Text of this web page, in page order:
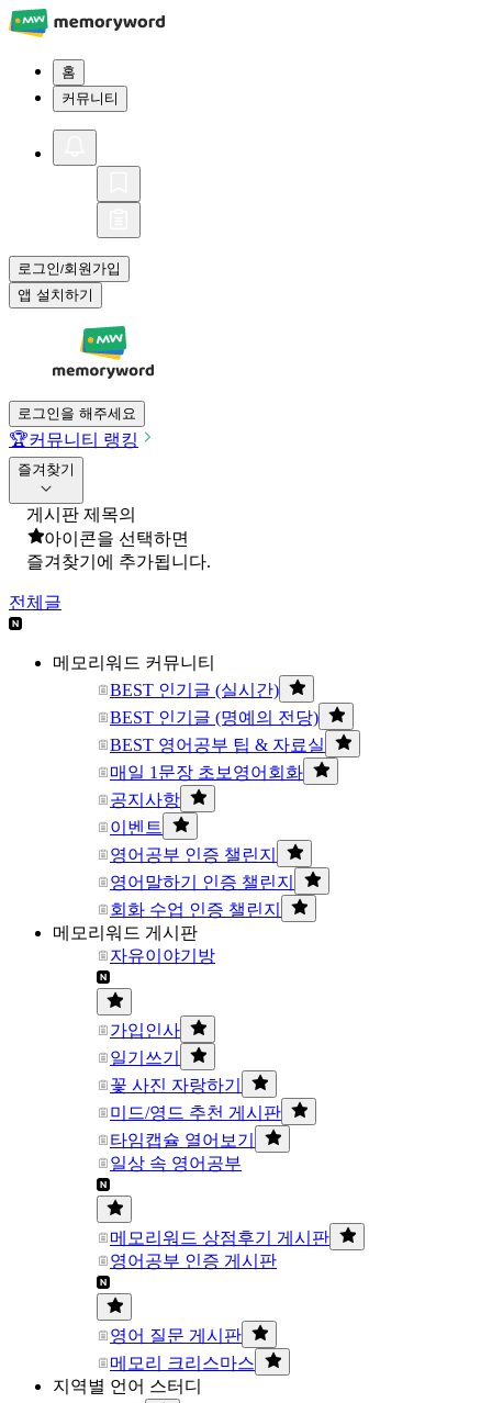
홈
커뮤니티
로그인/회원가입
앱 설치하기
로그인을 해주세요
🏆커뮤니티 랭킹
즐겨찾기
게시판 제목의
아이콘을 선택하면
즐겨찾기에 추가됩니다.
전체글
메모리워드 커뮤니티
BEST 인기글 (실시간)
BEST 인기글 (명예의 전당)
BEST 영어공부 팁 & 자료실
매일 1문장 초보영어회화
공지사항
이벤트
영어공부 인증 챌린지
영어말하기 인증 챌린지
회화 수업 인증 챌린지
메모리워드 게시판
자유이야기방
가입인사
일기쓰기
꽃 사진 자랑하기
미드/영드 추천 게시판
타임캡슐 열어보기
일상 속 영어공부
메모리워드 상점후기 게시판
영어공부 인증 게시판
영어 질문 게시판
메모리 크리스마스
지역별 언어 스터디